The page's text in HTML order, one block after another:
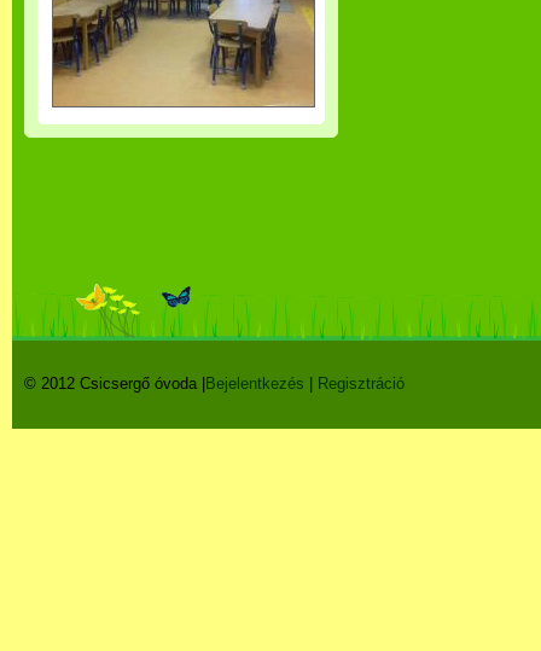
© 2012 Csicsergő óvoda | Bejelentkezés Regisztráció